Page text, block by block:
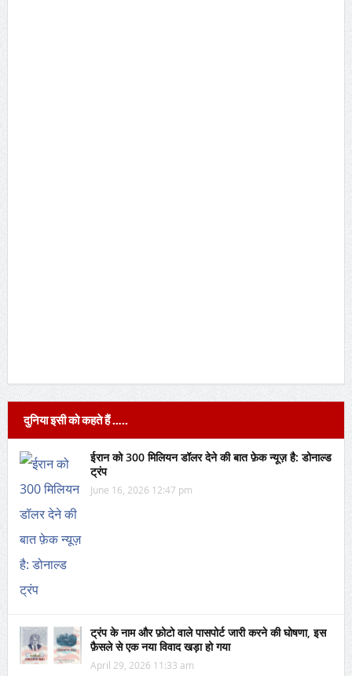
दुनिया इसी को कहते हैं …..
ईरान को 300 मिलियन डॉलर देने की बात फ़ेक न्यूज़ है: डोनाल्ड
ट्रंप
June 16, 2026 12:47 pm
ट्रंप के नाम और फ़ोटो वाले पासपोर्ट जारी करने की घोषणा, इस
फ़ैसले से एक नया विवाद खड़ा हो गया
April 29, 2026 11:33 am